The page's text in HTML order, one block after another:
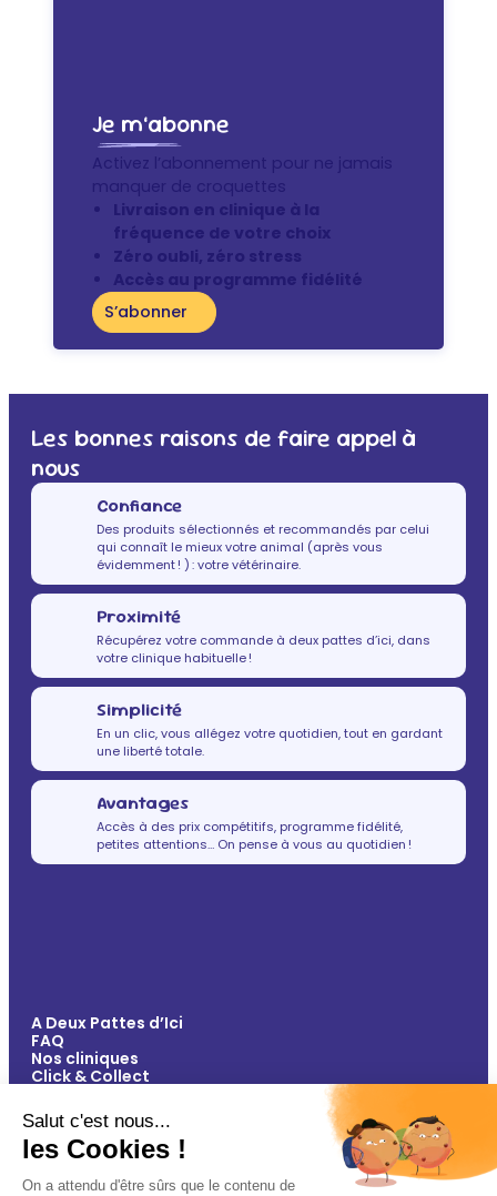
Je m’abonne
Activez l’abonnement pour ne jamais
manquer de croquettes
Livraison en clinique à la
fréquence de votre choix
Zéro oubli, zéro stress
Accès au programme fidélité
S’abonner
Les bonnes raisons de faire appel à
nous
Confiance
Des produits sélectionnés et recommandés par celui
qui connaît le mieux votre animal (après vous
évidemment ! ) : votre vétérinaire.
Proximité
Récupérez votre commande à deux pattes d’ici, dans
votre clinique habituelle !
Simplicité
En un clic, vous allégez votre quotidien, tout en gardant
une liberté totale.
Avantages
Accès à des prix compétitifs, programme fidélité,
petites attentions… On pense à vous au quotidien !
A Deux Pattes d’Ici
FAQ
Nos cliniques
Click & Collect
Vos avantages
Conseils
Paiement 100% sécurisé